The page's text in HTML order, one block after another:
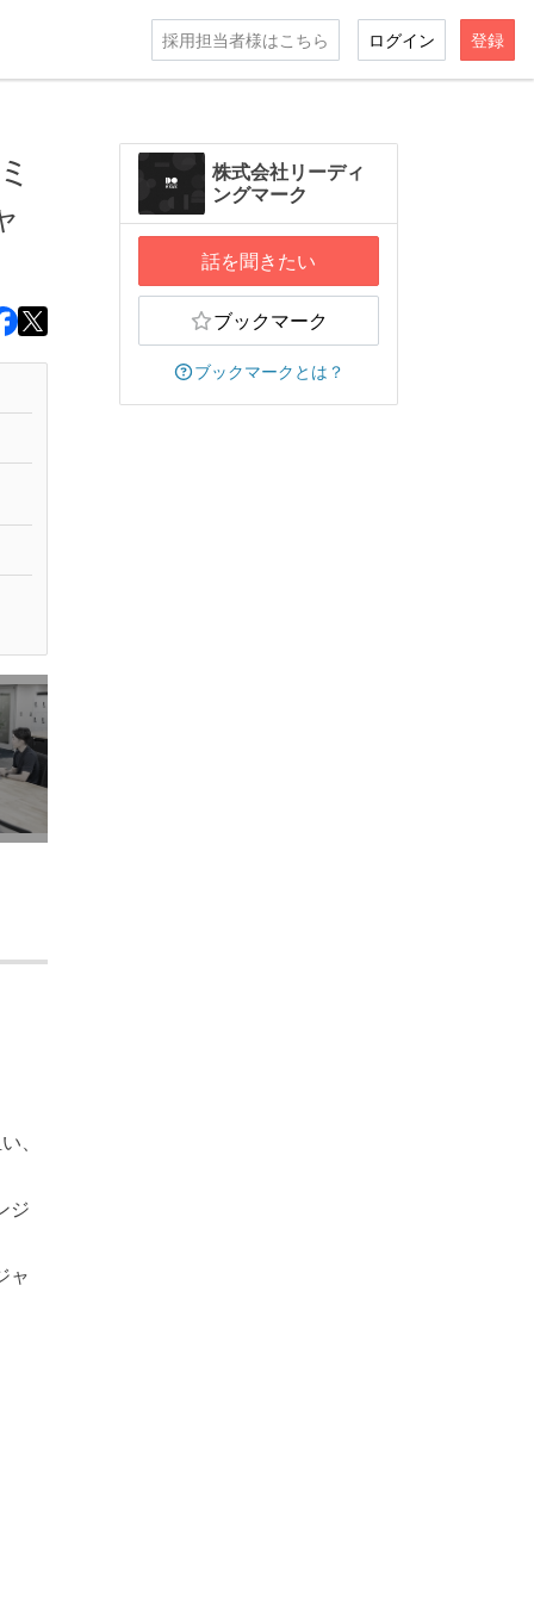
採用担当者様はこちら ログイン 登録
、
ジ
ャ
株式会社リーディ
ングマーク
話を聞きたい
ブックマーク
ブックマークとは？